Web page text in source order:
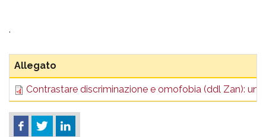
.
Allegato
Contrastare discriminazione e omofobia (ddl Zan): un